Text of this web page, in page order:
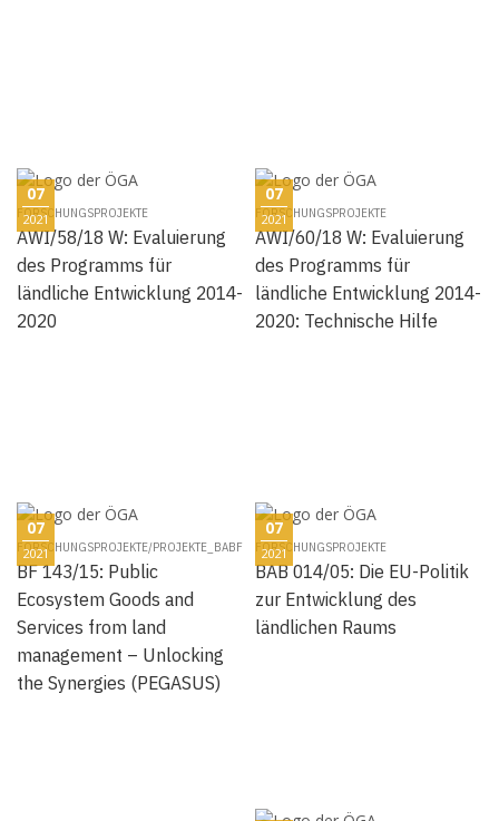
07
2021
FORSCHUNGSPROJEKTE
AWI/58/18 W: Evaluierung
des Programms für
ländliche Entwicklung 2014-
2020
07
2021
FORSCHUNGSPROJEKTE
AWI/60/18 W: Evaluierung
des Programms für
ländliche Entwicklung 2014-
2020: Technische Hilfe
07
2021
FORSCHUNGSPROJEKTE/PROJEKTE_BABF
BF 143/15: Public
Ecosystem Goods and
Services from land
management – Unlocking
the Synergies (PEGASUS)
07
2021
FORSCHUNGSPROJEKTE
BAB 014/05: Die EU-Politik
zur Entwicklung des
ländlichen Raums